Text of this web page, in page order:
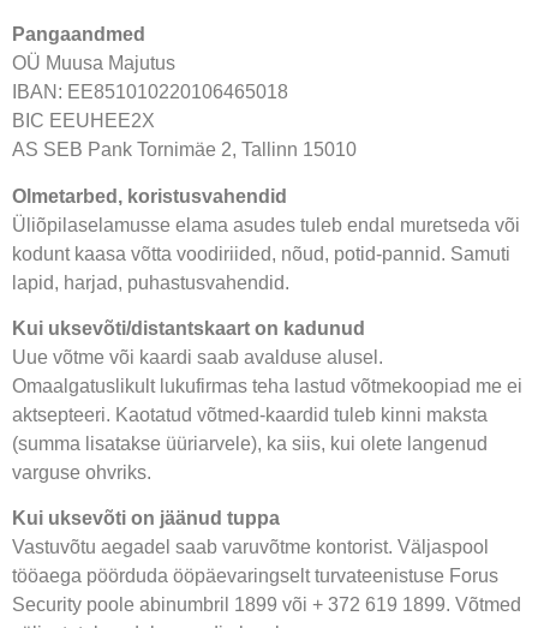
Pangaandmed
OÜ Muusa Majutus
IBAN: EE851010220106465018
BIC EEUHEE2X
AS SEB Pank Tornimäe 2, Tallinn 15010
Olmetarbed, koristusvahendid
Üliõpilaselamusse elama asudes tuleb endal muretseda või
kodunt kaasa võtta voodiriided, nõud, potid-pannid. Samuti
lapid, harjad, puhastusvahendid.
Kui uksevõti/distantskaart on kadunud
Uue võtme või kaardi saab avalduse alusel.
Omaalgatuslikult lukufirmas teha lastud võtmekoopiad me ei
aktsepteeri. Kaotatud võtmed-kaardid tuleb kinni maksta
(summa lisatakse üüriarvele), ka siis, kui olete langenud
varguse ohvriks.
Kui uksevõti on jäänud tuppa
Vastuvõtu aegadel saab varuvõtme kontorist. Väljaspool
tööaega pöörduda ööpäevaringselt turvateenistuse Forus
Security poole abinumbril 1899 või + 372 619 1899. Võtmed